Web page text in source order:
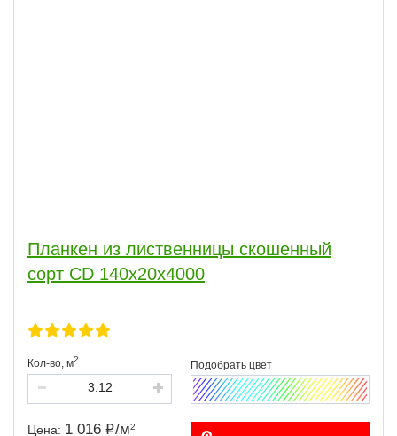
Планкен из лиственницы скошенный
сорт CD 140x20x4000
Кол-во, м2
Цена: 1 016 /м2